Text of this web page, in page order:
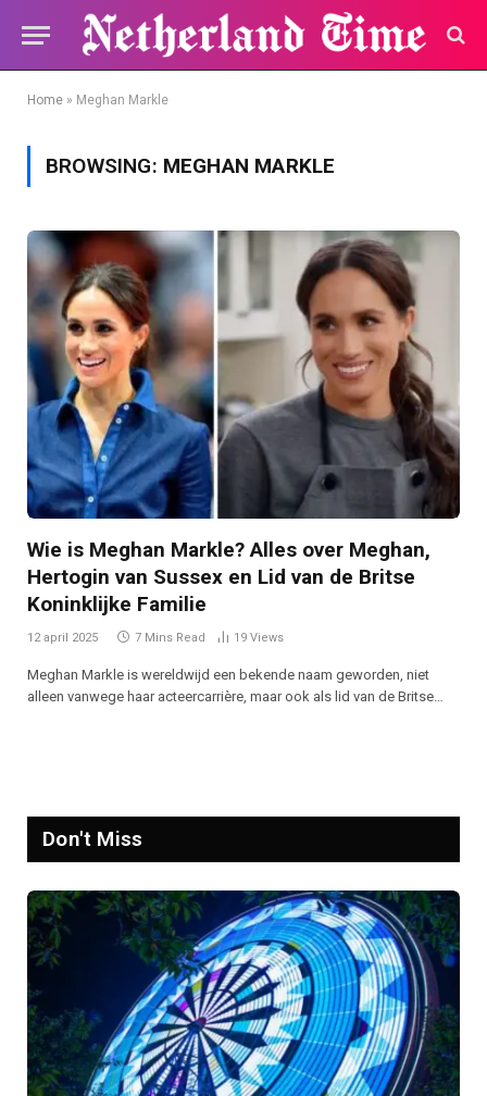
Home » Meghan Markle
BROWSING: MEGHAN MARKLE
Wie is Meghan Markle? Alles over Meghan,
Hertogin van Sussex en Lid van de Britse
Koninklijke Familie
12 april 2025 7 Mins Read 19 Views
Meghan Markle is wereldwijd een bekende naam geworden, niet
alleen vanwege haar acteercarrière, maar ook als lid van de Britse…
Don't Miss